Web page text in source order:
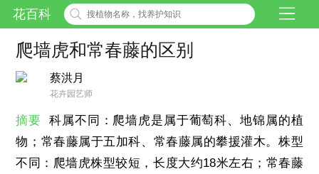
花百科
爬墙虎和常春藤的区别
蔡洪月
花卉园艺师
摘要
科属不同：爬墙虎是属于葡萄科、地锦属的植
物；常春藤属于五加科、常春藤属的攀援灌木。株型
不同：爬墙虎株型较短，长度大约18米左右；常春藤